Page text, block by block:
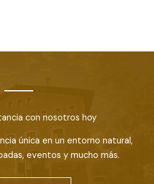
con nosotros hoy
única en un entorno natural,
eventos y mucho más.